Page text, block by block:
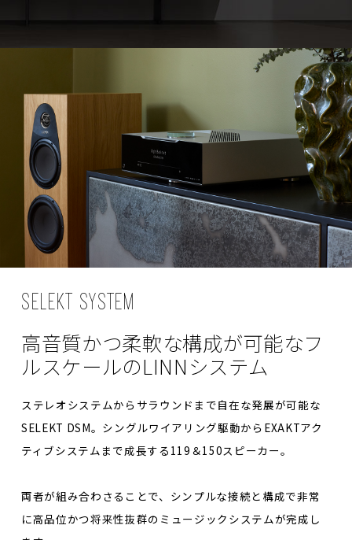
SELEKT SYSTEM
高音質かつ柔軟な構成が可能なフ
ルスケールのLINNシステム
ステレオシステムからサラウンドまで自在な発展が可能な
SELEKT DSM。シングルワイアリング駆動からEXAKTアク
ティブシステムまで成長する119＆150スピーカー。
両者が組み合わさることで、シンプルな接続と構成で非常
に高品位かつ将来性抜群のミュージックシステムが完成し